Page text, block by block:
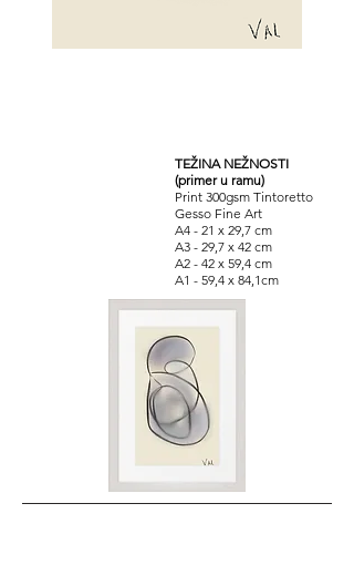
TEŽINA NEŽNOSTI
(primer u ramu)
Print 300gsm Tintoretto
Gesso Fine Art
A4 - 21 x 29,7 cm
A3 - 29,7 x 42 cm
A2 - 42 x 59,4 cm
A1 - 59,4 x 84,1cm